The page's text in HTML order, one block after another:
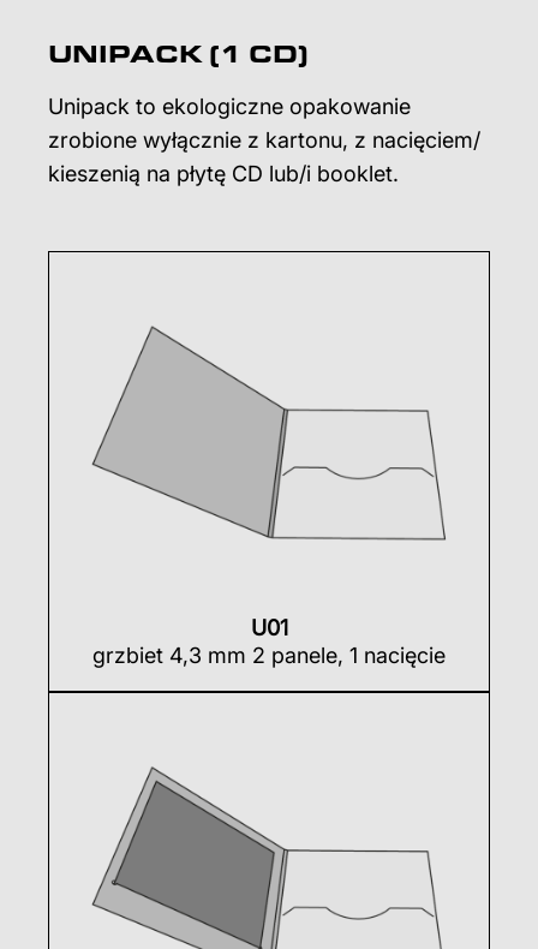
UNIPACK (1 CD)
Unipack to ekologiczne opakowanie
zrobione wyłącznie z kartonu, z nacięciem/
kieszenią na płytę CD lub/i booklet.
U01
grzbiet 4,3 mm 2 panele, 1 nacięcie